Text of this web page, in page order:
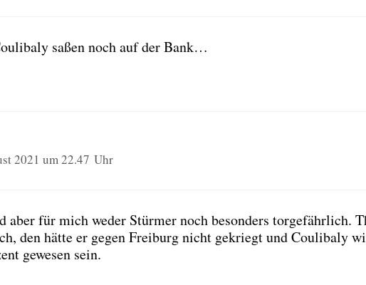
saßen noch auf der Bank…
2021 um 22.47 Uhr
aber für mich weder Stür­mer noch beson­ders tor­ge­fähr­lich.
den hät­te er gegen Frei­burg nicht gekriegt und Cou­li­ba­ly
gewe­sen sein.